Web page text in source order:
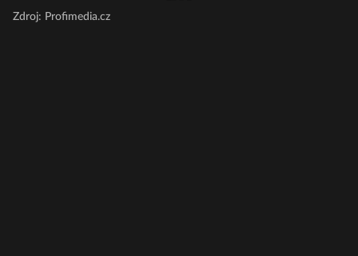
Zdroj: Profimedia.cz